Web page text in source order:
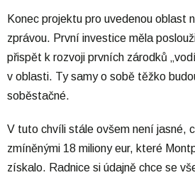
Konec projektu pro uvedenou oblast
zprávou. První investice měla
přispět k rozvoji prvních zárodků
v oblasti. Ty samy o sobě těžko
soběstačné.
V tuto chvíli stále ovšem není jasné,
zmíněnými 18 miliony eur, které
získalo. Radnice si údajně chce se